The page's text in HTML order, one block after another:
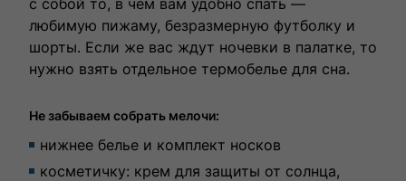
с собой то, в чем вам удобно спать —
любимую пижаму, безразмерную футболку и
шорты. Если же вас ждут ночевки в палатке, то
нужно взять отдельное термобелье для сна.
Не забываем собрать мелочи:
нижнее белье и комплект носков
косметичку: крем для защиты от солнца,